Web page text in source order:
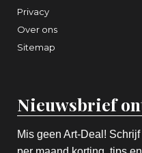
Privacy
Over ons
Sitemap
Nieuwsbrief
Mis geen Art-Deal!